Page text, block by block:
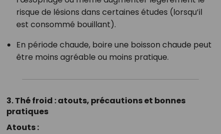
risque de lésions dans certaines études (lorsqu’il
est consommé bouillant).
En période chaude, boire une boisson chaude peut
être moins agréable ou moins pratique.
3. Thé froid : atouts, précautions et bonnes
pratiques
Atouts :